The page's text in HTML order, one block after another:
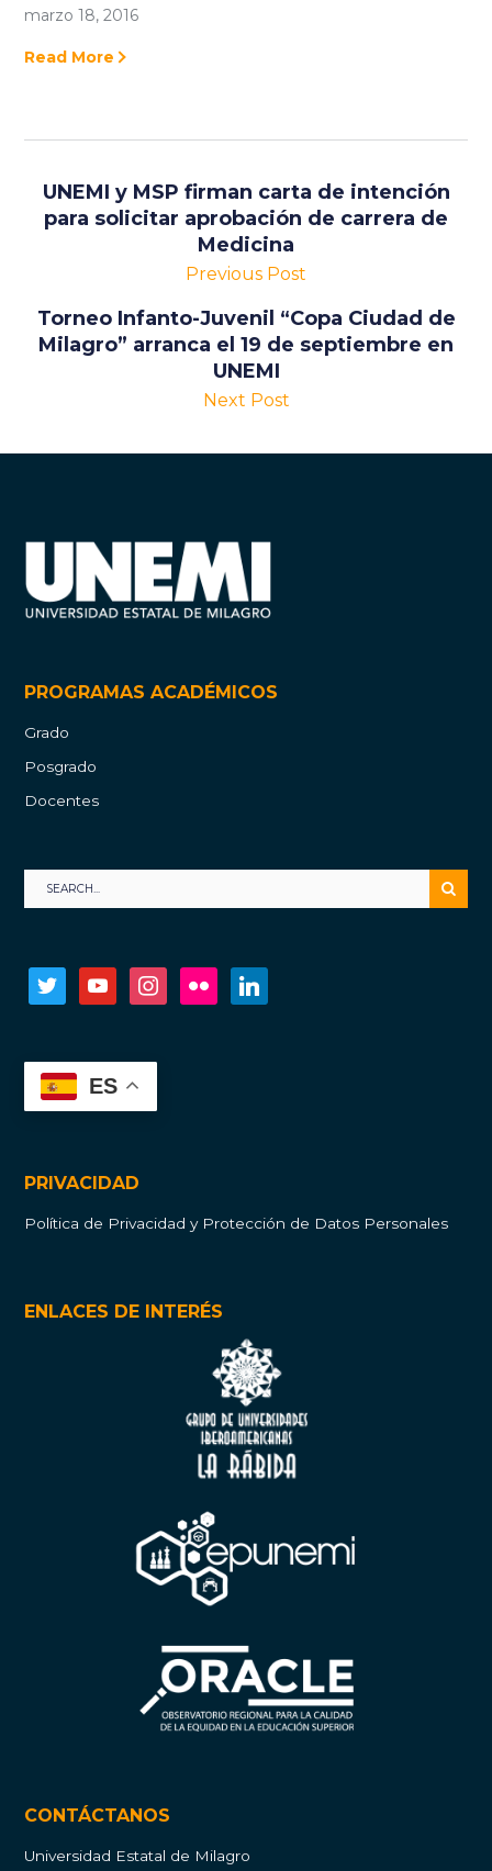
marzo 18, 2016
Read More
UNEMI y MSP firman carta de intención
para solicitar aprobación de carrera de
Medicina
Previous Post
Torneo Infanto-Juvenil “Copa Ciudad de
Milagro” arranca el 19 de septiembre en
UNEMI
Next Post
PROGRAMAS ACADÉMICOS
Grado
Posgrado
Docentes
twitter youtube instagramflickr
ES
PRIVACIDAD
Política de Privacidad y Protección de Datos Personales
ENLACES DE INTERÉS
CONTÁCTANOS
Universidad Estatal de Milagro